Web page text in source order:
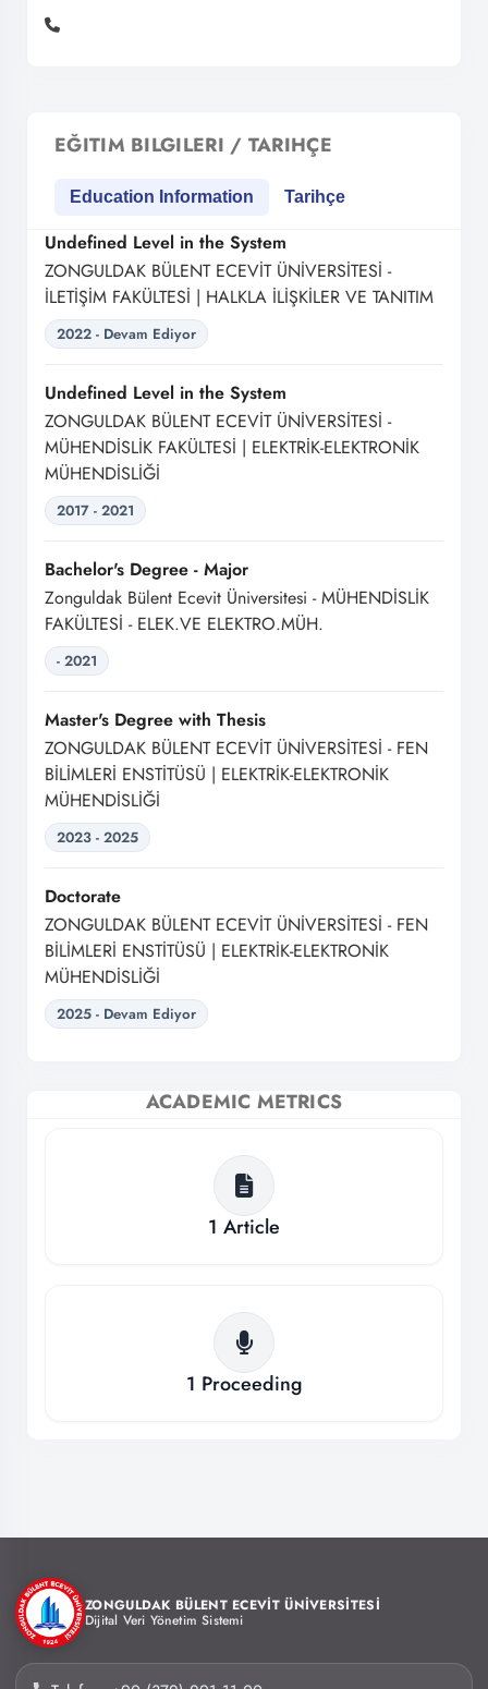
EĞITIM BILGILERI / TARIHÇE
Education Information Tarihçe
Undefined Level in the System
ZONGULDAK BÜLENT ECEVİT ÜNİVERSİTESİ -
İLETİŞİM FAKÜLTESİ | HALKLA İLİŞKİLER VE TANITIM
2022 - Devam Ediyor
Undefined Level in the System
ZONGULDAK BÜLENT ECEVİT ÜNİVERSİTESİ -
MÜHENDİSLİK FAKÜLTESİ | ELEKTRİK-ELEKTRONİK
MÜHENDİSLİĞİ
2017 - 2021
Bachelor's Degree - Major
Zonguldak Bülent Ecevit Üniversitesi - MÜHENDİSLİK
FAKÜLTESİ - ELEK.VE ELEKTRO.MÜH.
- 2021
Master's Degree with Thesis
ZONGULDAK BÜLENT ECEVİT ÜNİVERSİTESİ - FEN
BİLİMLERİ ENSTİTÜSÜ | ELEKTRİK-ELEKTRONİK
MÜHENDİSLİĞİ
2023 - 2025
Doctorate
ZONGULDAK BÜLENT ECEVİT ÜNİVERSİTESİ - FEN
BİLİMLERİ ENSTİTÜSÜ | ELEKTRİK-ELEKTRONİK
MÜHENDİSLİĞİ
2025 - Devam Ediyor
ACADEMIC METRICS
1 Article
1 Proceeding
ZONGULDAK BÜLENT ECEVİT ÜNİVERSİTESİ
Dijital Veri Yönetim Sistemi